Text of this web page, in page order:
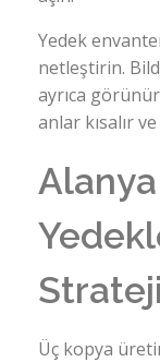
Yedek
netleştirin.
ayrıca
anlar kısalır
Üç kopya